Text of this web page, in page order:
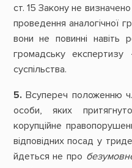
ст. 15 Закону не
проведення аналогічної
вони не повинні навіть
громадську
суспільства.
5. Всупереч положенню
особи, яких
корупційне
відповідних посад у
йдеться не про